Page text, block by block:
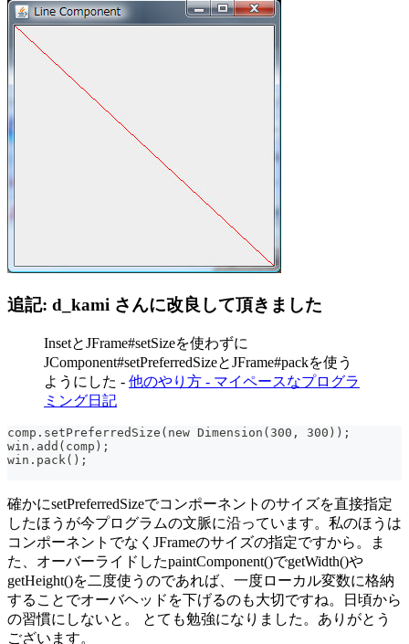
追記: d_kami さんに改良して頂きました
InsetとJFrame#setSizeを使わずに
JComponent#setPreferredSizeとJFrame#packを使う
ようにした - 他のやり方 - マイペースなプログラ
ミング日記
comp.setPreferredSize(new Dimension(300, 300));
win.add(comp);
win.pack();
確かにsetPreferredSizeでコンポーネントのサイズを直接指定
したほうが今プログラムの文脈に沿っています。私のほうは
コンポーネントでなくJFrameのサイズの指定ですから。ま
た、オーバーライドしたpaintComponent()でgetWidth()や
getHeight()を二度使うのであれば、一度ローカル変数に格納
することでオーバヘッドを下げるのも大切ですね。日頃から
の習慣にしないと。 とても勉強になりました。ありがとう
ございます。